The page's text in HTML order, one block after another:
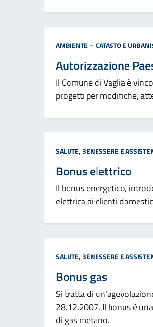
Categoria:
AMBIENTE - CATASTO E
Autorizzazione
Il Comune di Vaglia è
progetti per modifiche,
Categoria:
SALUTE, BENESSERE E
Bonus elettrico
Il bonus energetico,
elettrica ai clienti
Categoria:
SALUTE, BENESSERE E
Bonus gas
Si tratta di
28.12.2007. Il bonus è
di gas metano.